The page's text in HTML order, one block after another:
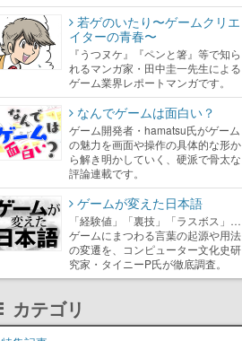
若ゲのいたり〜ゲームクリエ
イターの青春〜
『うつヌケ』『ペンと箸』等で知ら
れるマンガ家・田中圭一先生による
ゲーム業界レポートマンガです。
なんでゲームは面白い？
ゲーム開発者・hamatsu氏がゲーム
の魅力を画面や操作の具体的な形か
ら解き明かしていく、硬派で骨太な
評論連載です。
ゲームが変えた日本語
「経験値」「裏技」「ラスボス」…
ゲームにまつわる言葉の起源や用法
の変遷を、コンピューター文化史研
究家・タイニーP氏が徹底調査。
カテゴリ